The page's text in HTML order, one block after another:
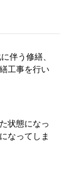
伴う修繕、
工事を行い
状態になっ
なってしま